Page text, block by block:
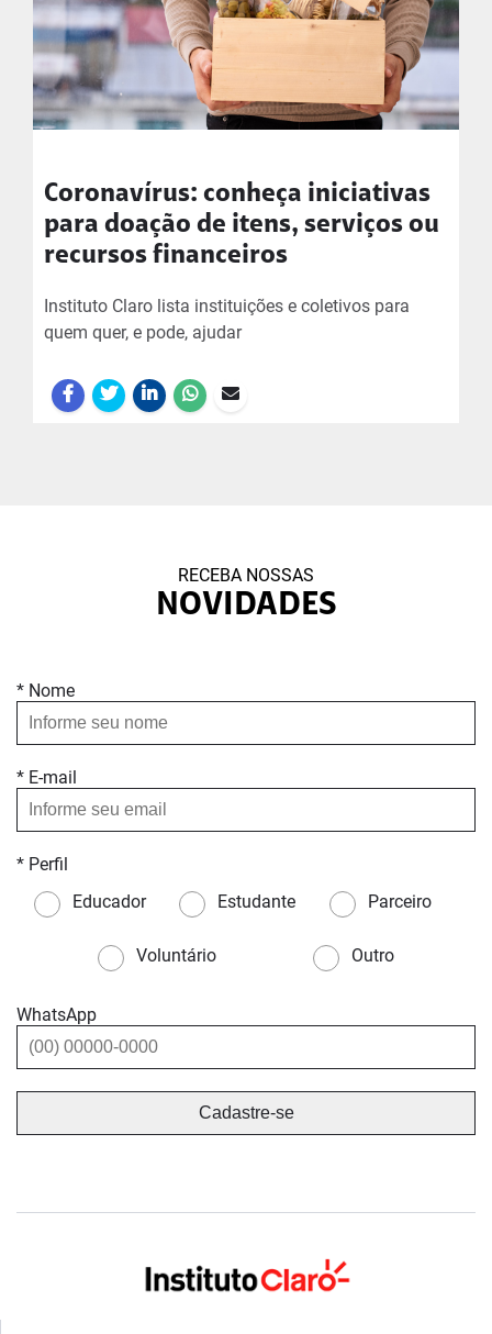
Coronavírus: conheça iniciativas
para doação de itens, serviços ou
recursos financeiros
Instituto Claro lista instituições e coletivos para
quem quer, e pode, ajudar
RECEBA NOSSAS
NOVIDADES
* Nome
* E-mail
* Perfil
Educador
Estudante Parceiro
Voluntário Outro
WhatsApp